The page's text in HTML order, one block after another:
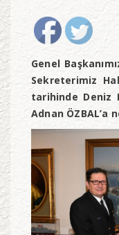
Genel
Sekreterimiz
tarihinde Deniz
Adnan